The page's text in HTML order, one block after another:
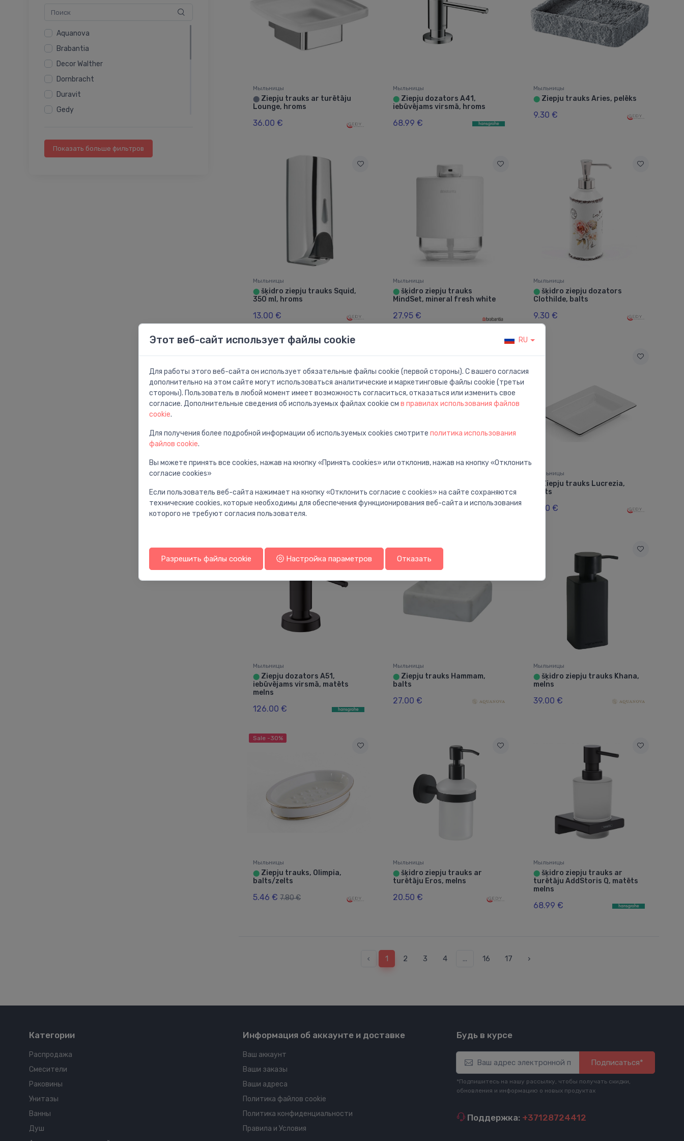
Лампы
Держатели гигиенических мешочков
Другие принадлежности для ванной
комнаты
Aquanova
Brabantia
Decor Walther
Dornbracht
Duravit
Gedy
Hansgrohe
Ideal Standard
Показать больше фильтров
Мыльницы
⬤ Ziepju trauks ar turētāju
Lounge, hroms
36.00 €
Мыльницы
⬤ Ziepju dozators A41,
iebūvējams virsmā, hroms
68.99 €
Мыльницы
⬤Ziepju trauks Aries, pelēks
9.30 €
Мыльницы
⬤ šķidro ziepju trauks Squid,
350 ml, hroms
13.00 €
Мыльницы
⬤ šķidro ziepju trauks
MindSet, mineral fresh white
27.95 €
Мыльницы
⬤šķidro ziepju dozators
Clothilde, balts
9.30 €
2.11 € 12.00 €
Мыльницы
Ziepju trauks Lucrezia,
balts
9.40 €
Мыльницы
⬤ Ziepju dozators A51,
iebūvējams virsmā, matēts
melns
126.00 €
Мыльницы
⬤ Ziepju trauks Hammam,
balts
27.00 €
Мыльницы
⬤šķidro ziepju trauks Khana,
melns
39.00 €
Sale -30%
Мыльницы
⬤ Ziepju trauks, Olimpia,
balts/zelts
5.46 € 7.80 €
Мыльницы
⬤ šķidro ziepju trauks ar
turētāju Eros, melns
20.50 €
Мыльницы
⬤šķidro ziepju trauks ar
turētāju AddStoris Q, matēts
melns
68.99 €
‹ 1 2 3 4 ... 16 17 ›
Категории
Распродажа
Смесители
Раковины
Унитазы
Ванны
Душ
Информация об аккаунте и доставке
Ваш аккаунт
Ваши заказы
Ваши адреса
Политика файлов cookie
Политика конфиденциальности
Правила и Условия
Будь в курсе
Подписаться*
*Подпишитесь на нашу рассылку, чтобы получать скидки,
обновления и информацию о новых продуктах
Поддержка: +37128724412
Этот веб-сайт использует файлы cookie RU
Для работы этого веб-сайта он использует обязательные файлы cookie (первой стороны). С вашего согласия
дополнительно на этом сайте могут использоваться аналитические и маркетинговые файлы cookie (третьи
стороны). Пользователь в любой момент имеет возможность согласиться, отказаться или изменить свое
согласие. Дополнительные сведения об используемых файлах cookie см в правилах использования файлов
cookie.
Для получения более подробной информации об используемых cookies смотрите политика использования
файлов cookie.
Вы можете принять все cookies, нажав на кнопку «Принять cookies» или отклонив, нажав на кнопку «Отклонить
согласие cookies»
Если пользователь веб-сайта нажимает на кнопку «Отклонить согласие с cookies» на сайте сохраняются
технические cookies, которые необходимы для обеспечения функционирования веб-сайта и использования
которого не требуют согласия пользователя.
Разрешить файлы cookie Настройка параметров Отказать